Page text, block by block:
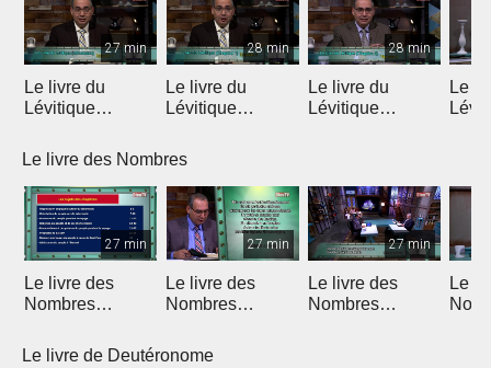
27 min
Le livre du
Lévitique
28 min
Le livre du
Lévitique
28 min
Le livre du
Lévitique
Le
Le livre des Nombres
27 min
Le livre des
Nombres
27 min
Le livre des
Nombres
27 min
Le livre des
Nombres
Le
Le livre de Deutéronome